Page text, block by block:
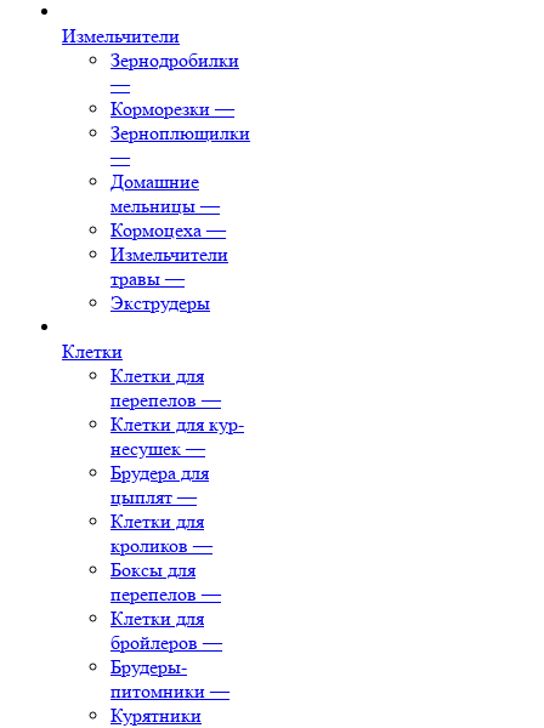
Измельчители
Зернодробилки
—
Корморезки —
Зерноплющилки
—
Домашние
мельницы —
Кормоцеха —
Измельчители
травы —
Экструдеры
Клетки
Клетки для
перепелов —
Клетки для кур-
несушек —
Брудера для
цыплят —
Клетки для
кроликов —
Боксы для
перепелов —
Клетки для
бройлеров —
Брудеры-
питомники —
Курятники